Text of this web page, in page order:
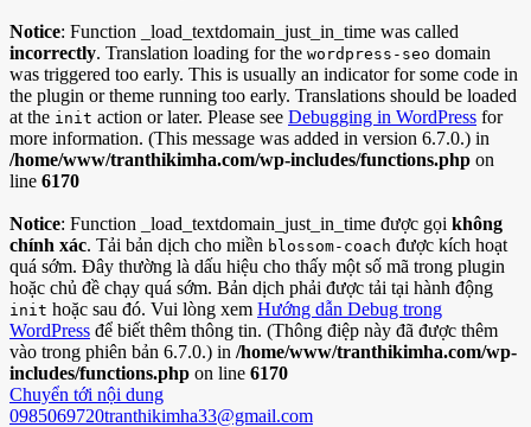
Notice: Function _load_textdomain_just_in_time was called
incorrectly. Translation loading for the wordpress-seo domain
was triggered too early. This is usually an indicator for some code in
the plugin or theme running too early. Translations should be loaded
at the init action or later. Please see Debugging in WordPress for
more information. (This message was added in version 6.7.0.) in
/home/www/tranthikimha.com/wp-includes/functions.php on
line 6170
Notice: Function _load_textdomain_just_in_time được gọi không
chính xác. Tải bản dịch cho miền blossom-coach được kích hoạt
quá sớm. Đây thường là dấu hiệu cho thấy một số mã trong plugin
hoặc chủ đề chạy quá sớm. Bản dịch phải được tải tại hành động
init hoặc sau đó. Vui lòng xem Hướng dẫn Debug trong
WordPress để biết thêm thông tin. (Thông điệp này đã được thêm
vào trong phiên bản 6.7.0.) in /home/www/tranthikimha.com/wp-
includes/functions.php on line 6170
Chuyển tới nội dung
0985069720tranthikimha33@gmail.com